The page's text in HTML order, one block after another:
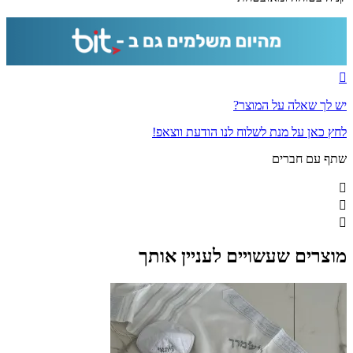
יש לך שאלה על המוצר?
לחץ כאן על מנת לשלוח לנו הודעת ווצאפ!
שתף עם חברים
מוצרים שעשויים לעניין אותך